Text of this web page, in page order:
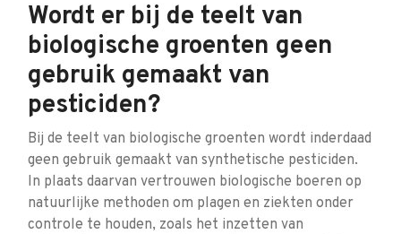
Wordt er bij de teelt van
biologische groenten geen
gebruik gemaakt van
pesticiden?
Bij de teelt van biologische groenten wordt inderdaad
geen gebruik gemaakt van synthetische pesticiden.
In plaats daarvan vertrouwen biologische boeren op
natuurlijke methoden om plagen en ziekten onder
controle te houden, zoals het inzetten van